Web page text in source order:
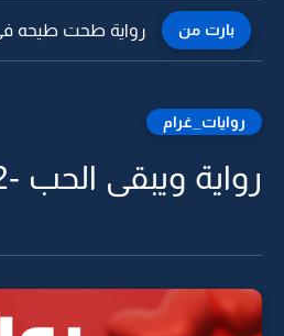
بارت من رواية طحت طيحه في
روايات_غرام
رواية ويبقى الحب -12